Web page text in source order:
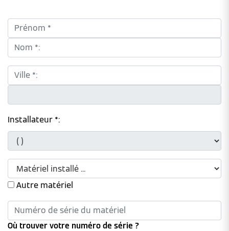
Prénom *:
Nom *:
Ville *:
Installateur *:
Autre matériel
Où trouver votre numéro de série ?